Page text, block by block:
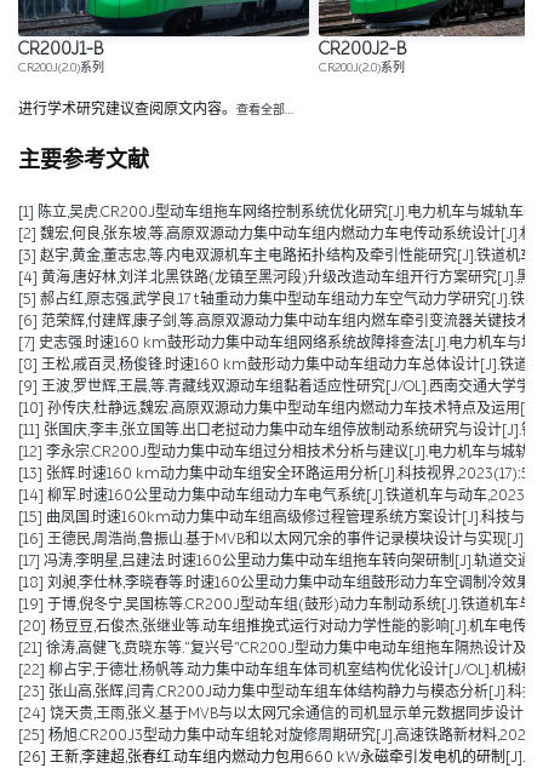
CR200J1-B
CR200J(2.0)系列
CR200J2-B
CR200J(2.0)系列
进行学术研究建议查阅原文内容。 查看全部…
主要参考文献
[1] 陈立,吴虎.CR200J型动车组拖车网络控制系统优化研究[J].电力机车与城轨车
[2] 魏宏,何良,张东坡,等.高原双源动力集中动车组内燃动力车电传动系统设计[J].
[3] 赵宇,黄金,董志忠,等.内电双源机车主电路拓扑结构及牵引性能研究[J].铁道机
[4] 黄海,唐好林,刘洋.北黑铁路(龙镇至黑河段)升级改造动车组开行方案研究[J].黑
[5] 郝占红,原志强,武学良.17 t轴重动力集中型动车组动力车空气动力学研究[J].铁
[6] 范荣辉,付建辉,康子剑,等.高原双源动力集中动车组内燃车牵引变流器关键技术
[7] 史志强.时速160 km鼓形动力集中动车组网络系统故障排查法[J].电力机车与城
[8] 王松,戚百灵,杨俊锋.时速160 km鼓形动力集中动车组动力车总体设计[J].铁道
[9] 王波,罗世辉,王晨,等.青藏线双源动车组黏着适应性研究[J/OL].西南交通大
[10] 孙传庆,杜静远,魏宏.高原双源动力集中型动车组内燃动力车技术特点及运用
[11] 张国庆,李丰,张立国等.出口老挝动力集中动车组停放制动系统研究与设计[J].
[12] 李永宗.CR200J型动力集中动车组过分相技术分析与建议[J].电力机车与城轨
[13] 张辉.时速160 km动力集中动车组安全环路运用分析[J].科技视界
[14] 柳军.时速160公里动力集中动车组动力车电气系统[J].铁道机车与动车
[15] 曲凤国.时速160km动力集中动车组高级修过程管理系统方案设计[J].科技与
[16] 王德民,周浩尚,鲁振山.基于MVB和以太网冗余的事件记录模块设计与实现[J].
[17] 冯涛,李明星,吕建法.时速160公里动力集中动车组拖车转向架研制[J].轨道交
[18] 刘昶,李仕林,李晓春等.时速160公里动力集中动车组鼓形动力车空调制冷效
[19] 于博,倪冬宁,吴国栋等.CR200J型动车组(鼓形)动力车制动系统[J].铁道机车
[20] 杨豆豆,石俊杰,张继业等.动车组推挽式运行对动力学性能的影响[J].机车电传
[21] 徐涛,高健飞,贲晓东等.“复兴号”CR200J型动力集中电动车组拖车隔热设计
[22] 柳占宇,于德壮,杨帆等.动力集中动车组车体司机室结构优化设计[J/OL].机械科
[23] 张山高,张辉,闫青.CR200J动力集中型动车组车体结构静力与模态分析[J].科技
[24] 饶天贵,王雨,张义.基于MVB与以太网冗余通信的司机显示单元数据同步设计
[25] 杨旭.CR200J3型动力集中动车组轮对旋修周期研究[J].高速铁路新材料
[26] 王新,李建超,张春红.动车组内燃动力包用660 kW永磁牵引发电机的研制[J].